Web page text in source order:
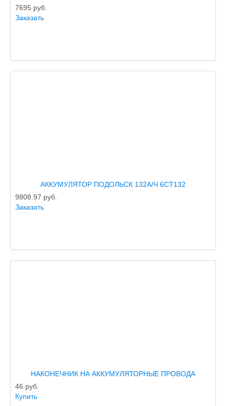
7695 руб.
Заказать
АККУМУЛЯТОР ПОДОЛЬСК 132А/Ч 6СТ132
9808.97 руб.
Заказать
НАКОНЕЧНИК НА АККУМУЛЯТОРНЫЕ ПРОВОДА
46 руб.
Купить